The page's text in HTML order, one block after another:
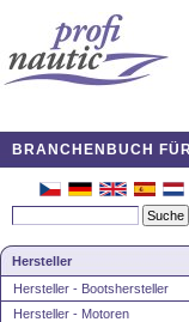
BRANCHENBUCH
Hersteller
Hersteller - Bootshersteller
Hersteller - Motoren